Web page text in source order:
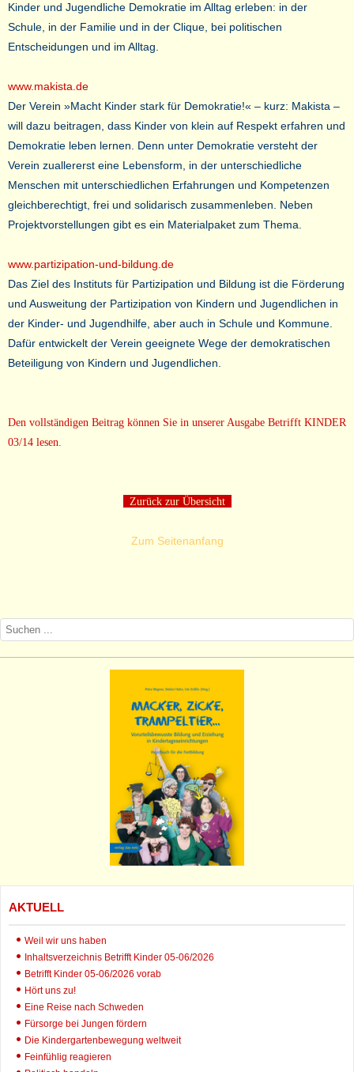
Kinder und Jugendliche Demokratie im Alltag erleben: in der
Schule, in der Familie und in der Clique, bei politischen
Entscheidungen und im Alltag.
www.makista.de
Der Verein »Macht Kinder stark für Demokratie!« – kurz: Makista –
will dazu beitragen, dass Kinder von klein auf Respekt erfahren und
Demokratie leben lernen. Denn unter Demokratie versteht der
Verein zuallererst eine Lebensform, in der unterschiedliche
Menschen mit unterschiedlichen Erfahrungen und Kompetenzen
gleichberechtigt, frei und solidarisch zusammenleben. Neben
Projektvorstellungen gibt es ein Materialpaket zum Thema.
www.partizipation-und-bildung.de
Das Ziel des Instituts für Partizipation und Bildung ist die Förderung
und Ausweitung der Partizipation von Kindern und Jugendlichen in
der Kinder- und Jugendhilfe, aber auch in Schule und Kommune.
Dafür entwickelt der Verein geeignete Wege der demokratischen
Beteiligung von Kindern und Jugendlichen.
Den vollständigen Beitrag können Sie in unserer Ausgabe Betrifft KINDER
03/14 lesen.
Zurück zur Übersicht
Zum Seitenanfang
AKTUELL
Weil wir uns haben
Inhaltsverzeichnis Betrifft Kinder 05-06/2026
Betrifft Kinder 05-06/2026 vorab
Hört uns zu!
Eine Reise nach Schweden
Fürsorge bei Jungen fördern
Die Kindergartenbewegung weltweit
Feinfühlig reagieren